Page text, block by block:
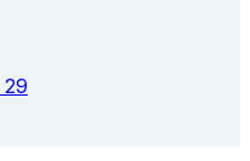
29